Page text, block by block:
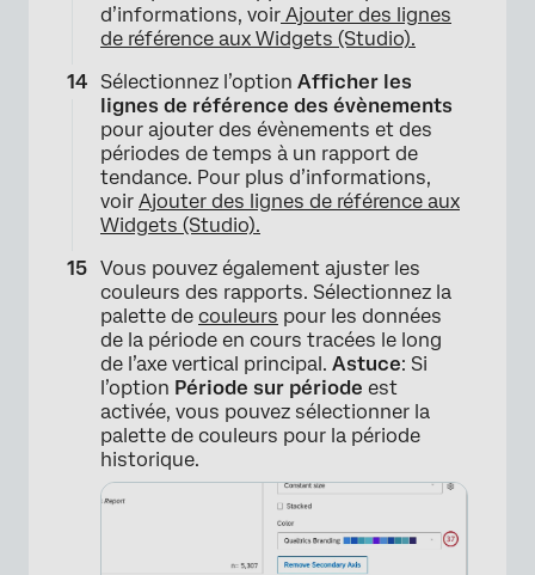
×
d’informations, voir Ajouter des lignes
de référence aux Widgets (Studio).
Sélectionnez l’option Afficher les
lignes de référence des évènements
pour ajouter des évènements et des
périodes de temps à un rapport de
tendance. Pour plus d’informations,
voir Ajouter des lignes de référence aux
Widgets (Studio).
Vous pouvez également ajuster les
couleurs des rapports. Sélectionnez la
palette de couleurs pour les données
de la période en cours tracées le long
de l’axe vertical principal. Astuce: Si
l’option Période sur période est
activée, vous pouvez sélectionner la
palette de couleurs pour la période
historique.